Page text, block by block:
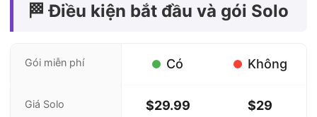
🏁 Điều kiện bắt đầu và gói Solo
Gói miễn phí Có Không
Giá Solo $29.99 $29